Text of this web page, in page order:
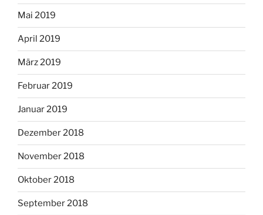
Mai 2019
April 2019
März 2019
Februar 2019
Januar 2019
Dezember 2018
November 2018
Oktober 2018
September 2018